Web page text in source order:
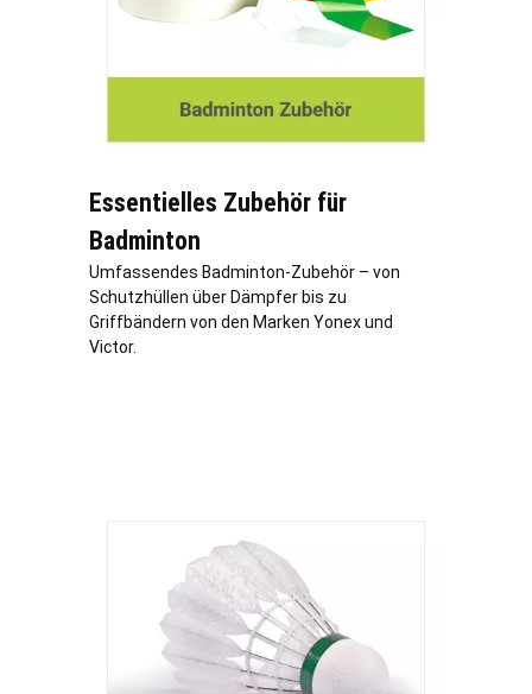
Essentielles Zubehör für
Badminton
Umfassendes Badminton-Zubehör – von
Schutzhüllen über Dämpfer bis zu
Griffbändern von den Marken Yonex und
Victor.